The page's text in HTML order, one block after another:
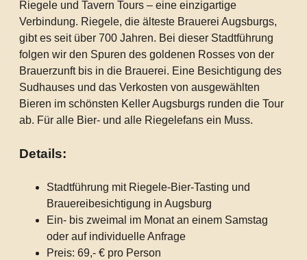
Riegele und Tavern Tours – eine einzigartige
Verbindung. Riegele, die älteste Brauerei Augsburgs,
gibt es seit über 700 Jahren. Bei dieser Stadtführung
folgen wir den Spuren des goldenen Rosses von der
Brauerzunft bis in die Brauerei. Eine Besichtigung des
Sudhauses und das Verkosten von ausgewählten
Bieren im schönsten Keller Augsburgs runden die Tour
ab. Für alle Bier- und alle Riegelefans ein Muss.
Details:
Stadtführung mit Riegele-Bier-Tasting und
Brauereibesichtigung in Augsburg
Ein- bis zweimal im Monat an einem Samstag
oder auf individuelle Anfrage
Preis: 69,- € pro Person